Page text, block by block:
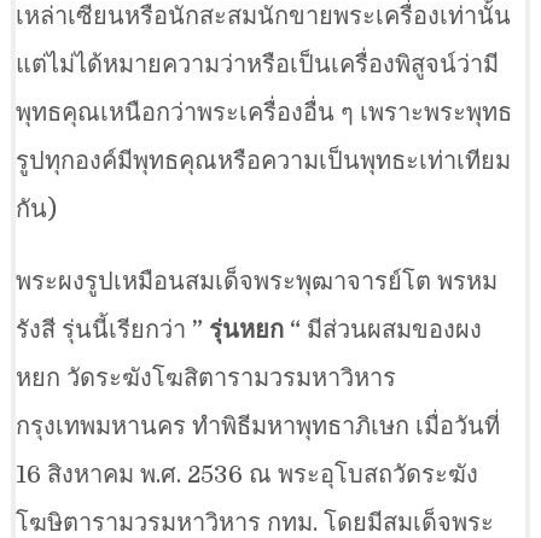
เหล่าเซียนหรือนักสะสมนักขายพระเครื่องเท่านั้น
แต่ไม่ได้หมายความว่าหรือเป็นเครื่องพิสูจน์ว่ามี
พุทธคุณเหนือกว่าพระเครื่องอื่น ๆ เพราะพระพุทธ
รูปทุกองค์มีพุทธคุณหรือความเป็นพุทธะเท่าเทียม
กัน)
พระผงรูปเหมือนสมเด็จพระพุฒาจารย์โต พรหม
รังสี รุ่นนี้เรียกว่า ” รุ่นหยก “ มีส่วนผสมของผง
หยก วัดระฆังโฆสิตารามวรมหาวิหาร
กรุงเทพมหานคร ทำพิธีมหาพุทธาภิเษก เมื่อวันที่
16 สิงหาคม พ.ศ. 2536 ณ พระอุโบสถวัดระฆัง
โฆษิตารามวรมหาวิหาร กทม. โดยมีสมเด็จพระ